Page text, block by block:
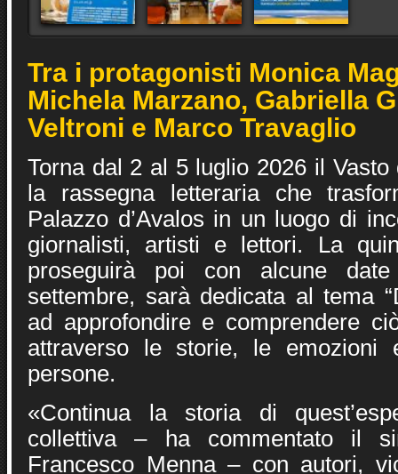
Tra i protagonisti Monica
Michela Marzano, Gabriella
Veltroni e Marco Travaglio
Torna dal 2 al 5 luglio 2026 il Vasto
la rassegna letteraria che
Palazzo d’Avalos in un luogo di
giornalisti, artisti e lettori. La
proseguirà poi con alcune
settembre, sarà dedicata al tema
ad approfondire e comprendere
attraverso le storie, le emozioni
persone.
«Continua la storia di
collettiva – ha commentato il
Francesco Menna – con autori,